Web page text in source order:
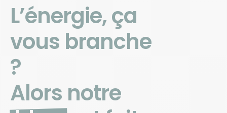
L’énergie, ça
vous branche
?
Alors notre